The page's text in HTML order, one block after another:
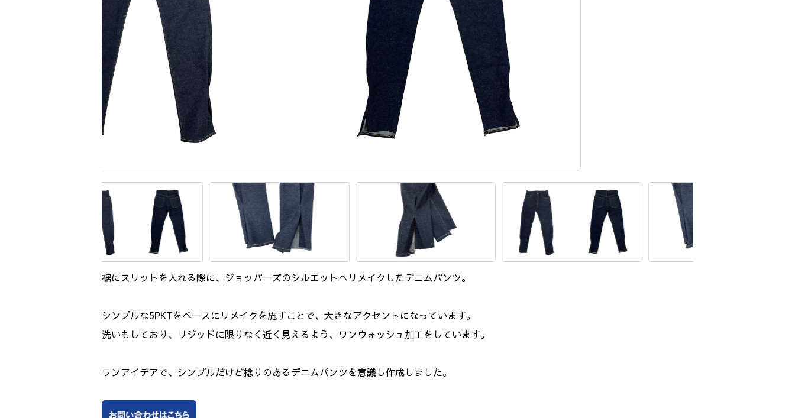
裾にスリットを入れる際に、ジョッパーズのシルエットへリメイクしたデニムパンツ。
シンプルな5PKTをベースにリメイクを施すことで、大きなアクセントになっています。
洗いもしており、リジッドに限りなく近く見えるよう、ワンウォッシュ加工をしています。
ワンアイデアで、シンプルだけど捻りのあるデニムパンツを意識し作成しました。